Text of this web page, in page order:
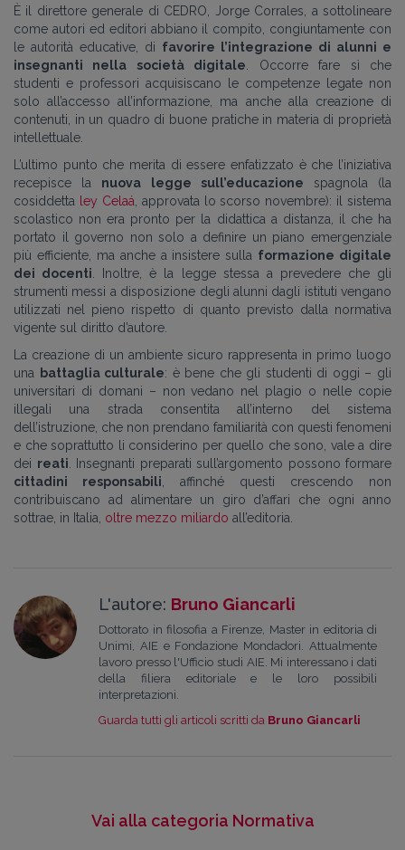
È il direttore generale di CEDRO, Jorge Corrales, a sottolineare
come autori ed editori abbiano il compito, congiuntamente con
le autorità educative, di favorire l’integrazione di alunni e
insegnanti nella società digitale . Occorre fare sì che
studenti e professori acquisiscano le competenze legate non
solo all’accesso all’informazione, ma anche alla creazione di
contenuti, in un quadro di buone pratiche in materia di proprietà
intellettuale.
L’ultimo punto che merita di essere enfatizzato è che l’iniziativa
recepisce la nuova legge sull’educazione spagnola (la
cosiddetta
ley Celaá , approvata lo scorso novembre): il sistema
scolastico non era pronto per la didattica a distanza, il che ha
portato il governo non solo a definire un piano emergenziale
più efficiente, ma anche a insistere sulla formazione digitale
dei docenti . Inoltre, è la legge stessa a prevedere che gli
strumenti messi a disposizione degli alunni dagli istituti vengano
utilizzati nel pieno rispetto di quanto previsto dalla normativa
vigente sul diritto d’autore.
La creazione di un ambiente sicuro rappresenta in primo luogo
una
battaglia culturale: è bene che gli studenti di oggi – gli
universitari di domani – non vedano nel plagio o nelle copie
illegali una strada consentita all’interno del sistema
dell’istruzione, che non prendano familiarità con questi fenomeni
e che soprattutto li considerino per quello che sono, vale a dire
dei reati . Insegnanti preparati sull’argomento possono formare
cittadini responsabili , affinché questi crescendo non
contribuiscano ad alimentare un giro d’affari che ogni anno
sottrae, in Italia, oltre mezzo miliardo all’editoria.
L'autore: Bruno Giancarli
Dottorato in filosofia a Firenze, Master in editoria di
Unimi, AIE e Fondazione Mondadori. Attualmente
lavoro presso l'Ufficio studi AIE. Mi interessano i dati
della filiera editoriale e le loro possibili
interpretazioni.
Guarda tutti gli articoli scritti da Bruno Giancarli
Vai alla categoria Normativa